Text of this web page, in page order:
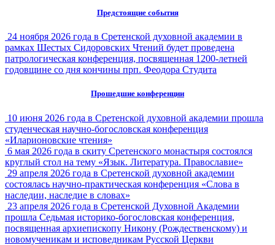
Предстоящие события
24 ноября 2026 года в Сретенской духовной академии в
рамках Шестых Сидоровских Чтений будет проведена
патрологическая конференция, посвященная 1200-летней
годовщине со дня кончины прп. Феодора Студита
Прошедшие конференции
10 июня 2026 года в Сретенской духовной академии прошла
студенческая научно-богословская конференция
«Иларионовские чтения»
6 мая 2026 года в скиту Сретенского монастыря состоялся
круглый стол на тему «Язык. Литература. Православие»
29 апреля 2026 года в Сретенской духовной академии
состоялась научно-практическая конференция «Слова в
наследии, наследие в словах»
23 апреля 2026 года в Сретенской Духовной Академии
прошла Седьмая историко-богословская конференция,
посвященная архиепископу Никону (Рождественскому) и
новомученикам и исповедникам Русской Церкви